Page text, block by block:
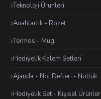
Teknoloji Ürünleri
Anahtarlık - Rozet
Termos - Mug
Hediyelik Kalem Setleri
Ajanda - Not Defteri - Notluk
Hediyelik Set - Kişisel Ürünler